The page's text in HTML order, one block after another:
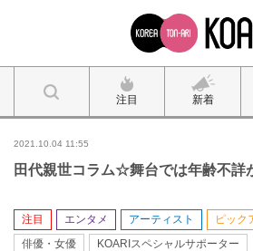
注目 新着
2021.10.04 11:55
田代親世コラム☆舞台では年齢不詳
注目 エンタメ アーティスト ピック
俳優・女優
KOARIスペシャルサポーター